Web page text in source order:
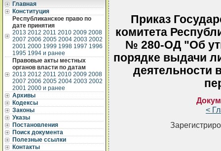
Главная
Конституция
Республиканское право по
дате принятия
2013 2012 2011 2010 2009 2008
2007 2006 2005 2004 2003 2002
2001 2000 1999 1998 1997 1996
1995 1994 и ранее
Правовые акты местных
органов власти по датам
2013 2012 2011 2010 2009 2008
2007 2006 2005 2004 2003 2002
2001 2000 и ранее
Архивы
Кодексы
Законы
Указы
Постановления
Поиск документа
Полезные ссылки
Контакты
Приказ
комитета
№ 280-ОД "Об
порядке выдачи
деятельности
<